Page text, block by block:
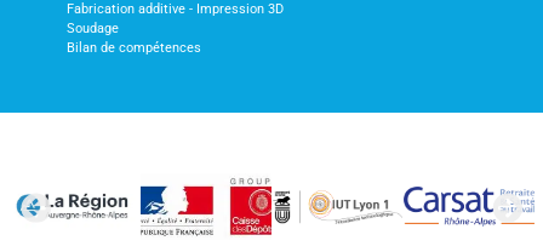
Fabrication additive - Impression 3D
Soudage
Bilan de compétences